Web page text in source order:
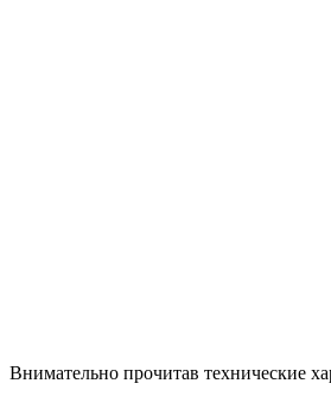
Внимательно прочитав технические